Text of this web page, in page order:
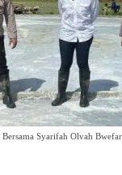
Syarifah Olvah